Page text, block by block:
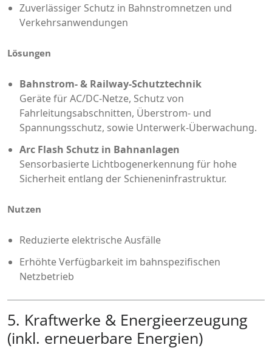
Zuverlässiger Schutz in Bahnstromnetzen und
Verkehrsanwendungen
Lösungen
Bahnstrom- & Railway-Schutztechnik
Geräte für AC/DC-Netze, Schutz von
Fahrleitungsabschnitten, Überstrom- und
Spannungsschutz, sowie Unterwerk-Überwachung.
Arc Flash Schutz in Bahnanlagen
Sensorbasierte Lichtbogenerkennung für hohe
Sicherheit entlang der Schieneninfrastruktur.
Nutzen
Reduzierte elektrische Ausfälle
Erhöhte Verfügbarkeit im bahnspezifischen
Netzbetrieb
5. Kraftwerke & Energieerzeugung
(inkl. erneuerbare Energien)